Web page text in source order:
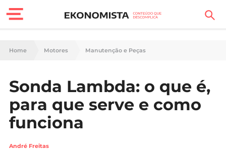
Finanças Pessoais
Carreira
Casa
Lifestyle
Home Motores Manutenção e Peças
Sonda Lambda: o que é,
para que serve e como
funciona
André Freitas